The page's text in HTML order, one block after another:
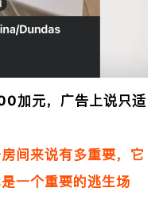
加元，广告上说只适
间来说有多重要，它
一个重要的逃生场